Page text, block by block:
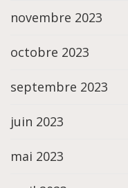
novembre 2023
octobre 2023
septembre 2023
juin 2023
mai 2023